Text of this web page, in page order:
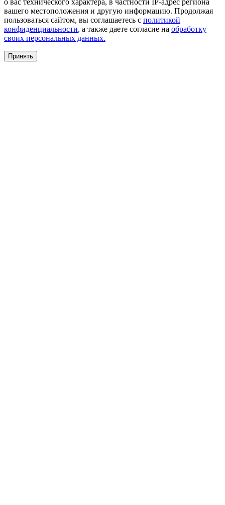
вашего местоположения и другую информацию. Продолжая
пользоваться сайтом, вы соглашаетесь с политикой
конфиденциальности, а также даете согласие на обработку
своих персональных данных.
Принять